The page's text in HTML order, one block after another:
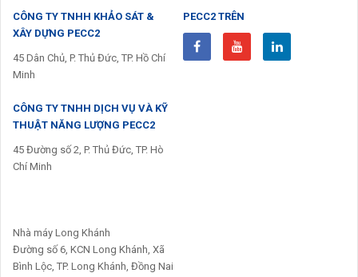
CÔNG TY TNHH KHẢO SÁT &
XÂY DỰNG PECC2
45 Dân Chủ, P. Thủ Đức, TP. Hồ Chí
Minh
CÔNG TY TNHH DỊCH VỤ VÀ KỸ
THUẬT NĂNG LƯỢNG PECC2
45 Đường số 2, P. Thủ Đức, TP. Hò
Chí Minh
Nhà máy Long Khánh
Đường số 6, KCN Long Khánh, Xã
Bình Lộc, TP. Long Khánh, Đồng Nai
PECC2 TRÊN